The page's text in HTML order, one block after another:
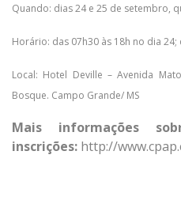
Quando: dias 24 e 25 de setembro,
Horário: das 07h30 às 18h no dia 24;
Local: Hotel Deville – Avenida
Bosque. Campo Grande/ MS
Mais informações
inscrições: http://